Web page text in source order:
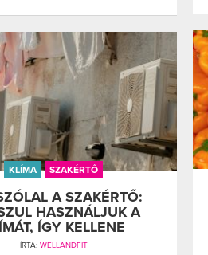
KLÍMA SZAKÉRTŐ
A SZAKÉRTŐ:
HASZNÁLJUK A
ÍGY KELLENE
ÍRTA: WELLANDFIT